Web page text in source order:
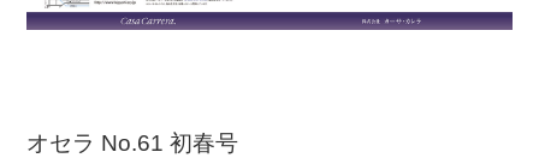
オセラ No.61 初春号